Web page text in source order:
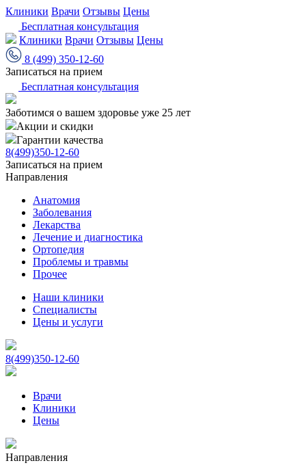
Клиники Врачи Отзывы Цены
Бесплатная консультация
Клиники Врачи Отзывы Цены
8 (499) 350-12-60
Записаться на прием
Бесплатная консультация
Заботимся о вашем здоровье уже 25 лет
Акции и скидки
Гарантии качества
8(499)350-12-60
Записаться на прием
Направления
Анатомия
Заболевания
Лекарства
Лечение и диагностика
Ортопедия
Проблемы и травмы
Прочее
Наши клиники
Специалисты
Цены и услуги
8(499)350-12-60
Врачи
Клиники
Цены
Направления